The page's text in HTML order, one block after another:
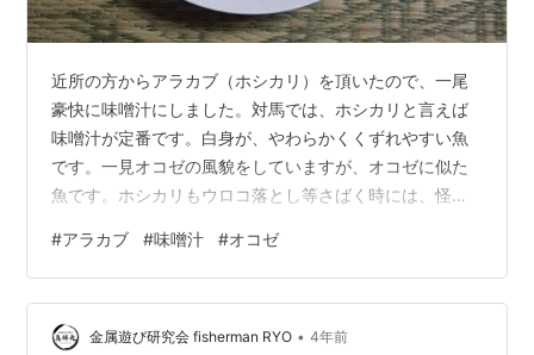
近所の方からアラカブ（ホシカリ）を頂いたので、一尾
豪快に味噌汁にしました。対馬では、ホシカリと言えば
味噌汁が定番です。白身が、やわらかくくずれやすい魚
です。一見オコゼの風貌をしていますが、オコゼに似た
魚です。ホシカリもウロコ落とし等さばく時には、怪我
ので味噌汁とか煮物なんかが美味しいです。小さいもの
は唐揚げで、骨ごとボリボリ食べるのもいいでしょう。
カルシウムたっぷり補給。ホシカリは、磯場の瀬でよく
釣れます。稚魚が、放流されて釣り禁止区域もあります
#アラカブ #味噌汁 #オコゼ
金属遊び研究会 fisherman RYO • 4年前